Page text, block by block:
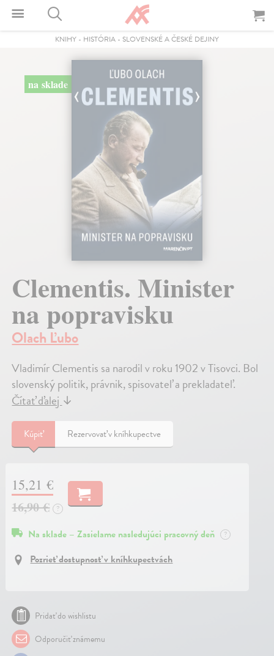
KNIHY - HISTÓRIA - SLOVENSKÉ A ČESKÉ DEJINY
na sklade
Clementis. Minister
na popravisku
Olach Ľubo
Vladimír Clementis sa narodil v roku 1902 v Tisovci. Bol
slovenský politik, právnik, spisovateľ a prekladateľ.
Čítať ďalej↓
Kúpiť Rezervovať v kníhkupectve
15,21 €
16,90 €
?
Na sklade – Zasielame nasledujúci pracovný deň ?
Pozrieť dostupnosť v kníhkupectvách
Pridať do wishlistu
Odporučiť známemu